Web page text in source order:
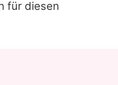
für diesen